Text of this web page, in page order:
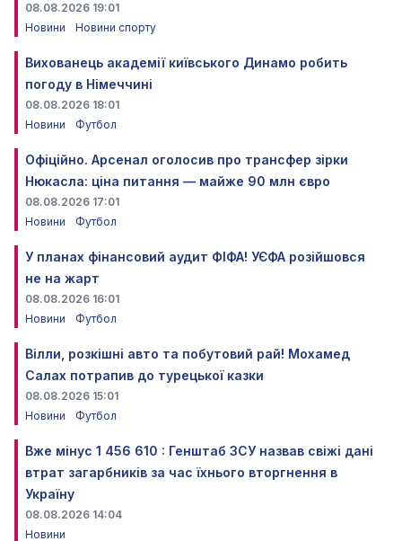
08.08.2026 19:01
Новини
Новини спорту
Вихованець академії київського Динамо робить
погоду в Німеччині
08.08.2026 18:01
Новини
Футбол
Офіційно. Арсенал оголосив про трансфер зірки
Нюкасла: ціна питання — майже 90 млн євро
08.08.2026 17:01
Новини
Футбол
У планах фінансовий аудит ФІФА! УЄФА розійшовся
не на жарт
08.08.2026 16:01
Новини
Футбол
Вілли, розкішні авто та побутовий рай! Мохамед
Салах потрапив до турецької казки
08.08.2026 15:01
Новини
Футбол
Вже мінус 1 456 610 : Генштаб ЗСУ назвав свіжі дані
втрат загарбників за час їхнього вторгнення в
Україну
08.08.2026 14:04
Новини